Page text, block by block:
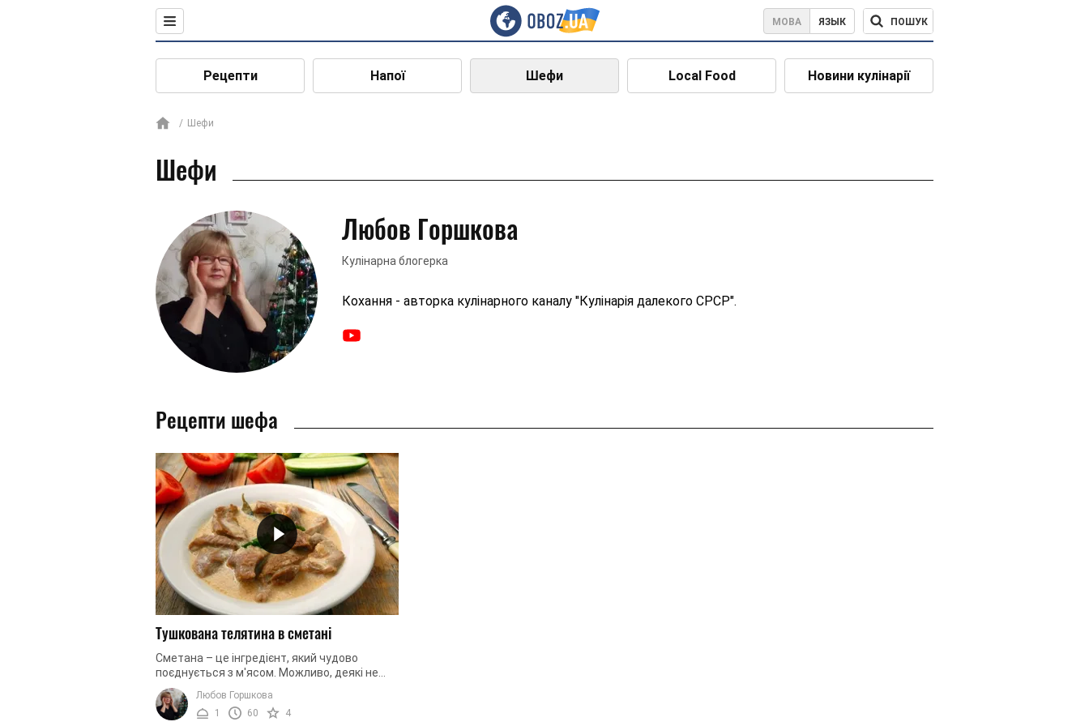
МОВА ЯЗЫК ПОШУК
Рецепти Напої Шефи Local Food Новини кулінарії
Шефи
Шефи
Любов Горшкова
Кулінарна блогерка
Кохання - авторка кулінарного каналу "Кулінарія далекого СРСР".
Рецепти шефа
Тушкована телятина в сметані
Сметана – це інгредієнт, який чудово
поєднується з м'ясом. Можливо, деякі не
знали цієї хитрості, але м'ясо стає більш
соковитим і м'яким, якщо його ...
Любов Горшкова
1
60 4